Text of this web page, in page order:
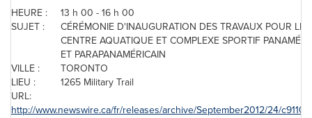
HEURE :
13 h 00 - 16 h 00
SUJET :
CÉRÉMONIE D'INAUGURATION DES TRAVAUX POUR LE
CENTRE AQUATIQUE ET COMPLEXE SPORTIF
ET PARAPANAMÉRICAIN
VILLE :
TORONTO
LIEU :
1265 Military Trail
URL:
http://www.newswire.ca/fr/releases/archive/September2012/24/